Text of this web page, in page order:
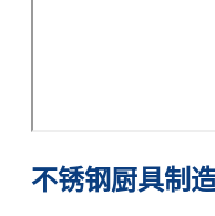
不锈钢厨具制